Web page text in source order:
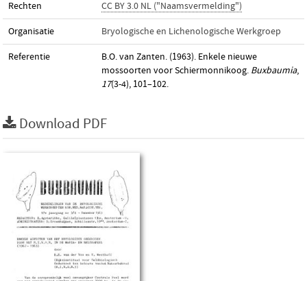
Rechten CC BY 3.0 NL ("Naamsvermelding")
Organisatie Bryologische en Lichenologische Werkgroep
Referentie
B.O. van Zanten. (1963). Enkele nieuwe
mossoorten voor Schiermonnikoog. Buxbaumia,
17(3-4), 101–102.
Download PDF